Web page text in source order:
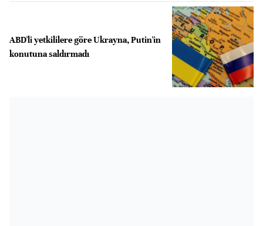
ABD'li yetkililere göre Ukrayna, Putin'in
konutuna saldırmadı